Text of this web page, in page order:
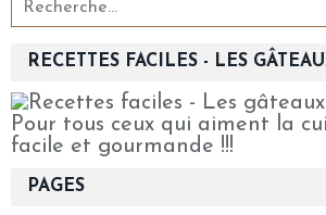
RECETTES FACILES - LES
Pour tous ceux qui aiment la
facile et gourmande !!!
PAGES